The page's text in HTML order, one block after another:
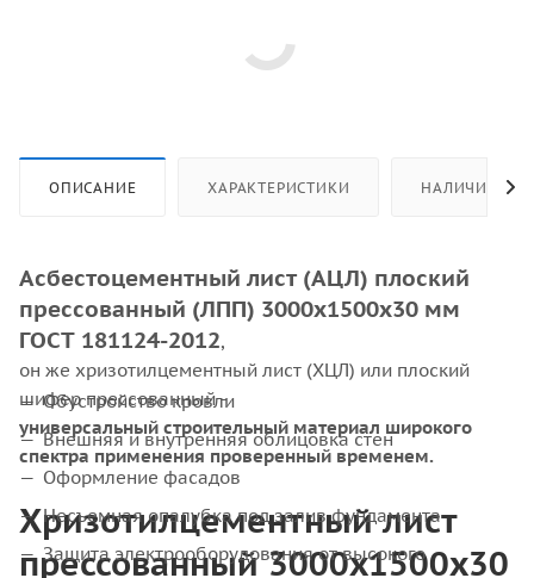
ОПИСАНИЕ ХАРАКТЕРИСТИКИ НАЛИЧИЕ
Асбестоцементный лист (АЦЛ) плоский
прессованный (ЛПП) 3000х1500х30 мм
ГОСТ 181124-2012,
он же хризотилцементный лист (ХЦЛ) или плоский
шифер прессованный -
универсальный строительный материал широкого
спектра применения проверенный временем.
Хризотилцементный лист
прессованный 3000х1500х30
Обустройство кровли
Внешняя и внутренняя облицовка стен
Оформление фасадов
Несъемная опалубка под залив фундамента
Защита электрооборудования от высокого